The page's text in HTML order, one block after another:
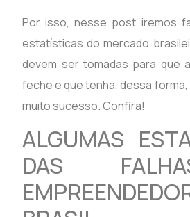
Por isso, nesse post iremos
estatísticas do mercado
devem ser tomadas para que
feche e que tenha, dessa forma,
muito sucesso. Confira!
ALGUMAS
DAS